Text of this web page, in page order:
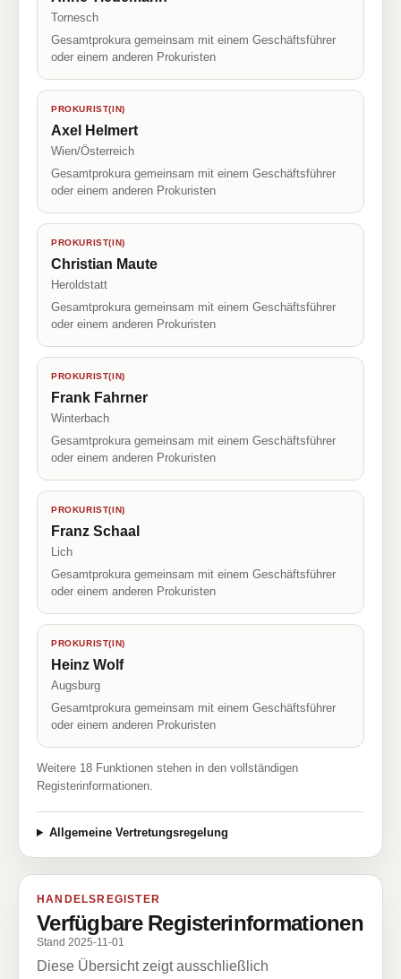
Tornesch
Gesamtprokura gemeinsam mit einem Geschäftsführer
oder einem anderen Prokuristen
PROKURIST(IN)
Axel Helmert
Wien/Österreich
Gesamtprokura gemeinsam mit einem Geschäftsführer
oder einem anderen Prokuristen
PROKURIST(IN)
Christian Maute
Heroldstatt
Gesamtprokura gemeinsam mit einem Geschäftsführer
oder einem anderen Prokuristen
PROKURIST(IN)
Frank Fahrner
Winterbach
Gesamtprokura gemeinsam mit einem Geschäftsführer
oder einem anderen Prokuristen
PROKURIST(IN)
Franz Schaal
Lich
Gesamtprokura gemeinsam mit einem Geschäftsführer
oder einem anderen Prokuristen
PROKURIST(IN)
Heinz Wolf
Augsburg
Gesamtprokura gemeinsam mit einem Geschäftsführer
oder einem anderen Prokuristen
Weitere 18 Funktionen stehen in den vollständigen
Registerinformationen.
Allgemeine Vertretungsregelung
HANDELSREGISTER
Verfügbare Registerinformationen
Stand 2025-11-01
Diese Übersicht zeigt ausschließlich